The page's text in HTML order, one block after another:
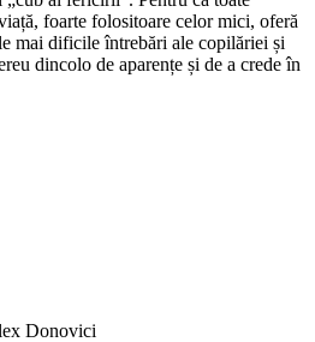
foarte folositoare celor mici, oferă
mai dificile întrebări ale copilăriei și
dincolo de aparențe și de a crede în
Donovici